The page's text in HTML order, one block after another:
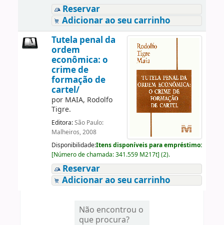
Reservar
Adicionar ao seu carrinho
Tutela penal da
ordem
econômica: o
crime de
formação de
cartel/
por MAIA, Rodolfo
Tigre.
Editora:São Paulo:
Malheiros, 2008
Disponibilidade:Itens disponíveis para empréstimo:
[Número de chamada:341.559 M217t] (2).
Reservar
Adicionar ao seu carrinho
Não encontrou o
que procura?